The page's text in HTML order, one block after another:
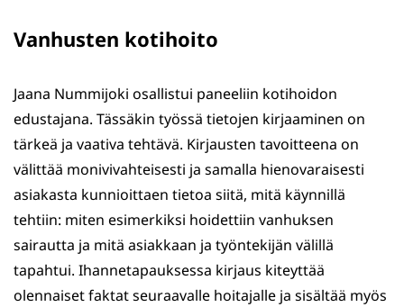
Vanhusten kotihoito
Jaana Nummijoki osallistui paneeliin kotihoidon
edustajana. Tässäkin työssä tietojen kirjaaminen on
tärkeä ja vaativa tehtävä. Kirjausten tavoitteena on
välittää monivivahteisesti ja samalla hienovaraisesti
asiakasta kunnioittaen tietoa siitä, mitä käynnillä
tehtiin: miten esimerkiksi hoidettiin vanhuksen
sairautta ja mitä asiakkaan ja työntekijän välillä
tapahtui. Ihannetapauksessa kirjaus kiteyttää
olennaiset faktat seuraavalle hoitajalle ja sisältää myös